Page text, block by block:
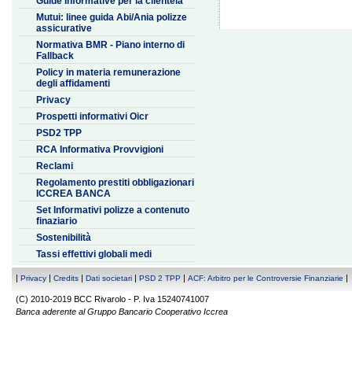
Mutui: linee guida Abi/Ania polizze
assicurative
Normativa BMR - Piano interno di
Fallback
Policy in materia remunerazione
degli affidamenti
Privacy
Prospetti informativi Oicr
PSD2 TPP
RCA Informativa Provvigioni
Reclami
Regolamento prestiti obbligazionari
ICCREA BANCA
Set Informativi polizze a contenuto
finaziario
Sostenibilità
Tassi effettivi globali medi
| Privacy | Credits | Dati societari | PSD 2 TPP | ACF: Arbitro per le Controversie Finanziarie |
(C) 2010-2019 BCC Rivarolo - P. Iva 15240741007
Banca aderente al Gruppo Bancario Cooperativo Iccrea